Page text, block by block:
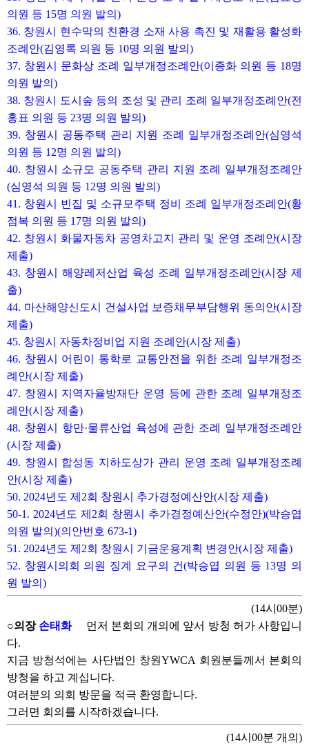
의원 등 15명 의원 발의)
36. 창원시 현수막의 친환경 소재 사용 촉진 및 재활용 활성화
조례안(김영록 의원 등 10명 의원 발의)
37. 창원시 문화상 조례 일부개정조례안(이종화 의원 등 18명
의원 발의)
38. 창원시 도시숲 등의 조성 및 관리 조례 일부개정조례안(전
홍표 의원 등 23명 의원 발의)
39. 창원시 공동주택 관리 지원 조례 일부개정조례안(심영석
의원 등 12명 의원 발의)
40. 창원시 소규모 공동주택 관리 지원 조례 일부개정조례안
(심영석 의원 등 12명 의원 발의)
41. 창원시 빈집 및 소규모주택 정비 조례 일부개정조례안(황
점복 의원 등 17명 의원 발의)
42. 창원시 화물자동차 공영차고지 관리 및 운영 조례안(시장
제출)
43. 창원시 해양레저산업 육성 조례 일부개정조례안(시장 제
출)
44. 마산해양신도시 건설사업 보증채무부담행위 동의안(시장
제출)
45. 창원시 자동차정비업 지원 조례안(시장 제출)
46. 창원시 어린이 통학로 교통안전을 위한 조례 일부개정조
례안(시장 제출)
47. 창원시 지역자율방재단 운영 등에 관한 조례 일부개정조
례안(시장 제출)
48. 창원시 항만·물류산업 육성에 관한 조례 일부개정조례안
(시장 제출)
49. 창원시 합성동 지하도상가 관리 운영 조례 일부개정조례
안(시장 제출)
50. 2024년도 제2회 창원시 추가경정예산안(시장 제출)
50-1. 2024년도 제2회 창원시 추가경정예산안(수정안)(박승엽
의원 발의)(의안번호 673-1)
51. 2024년도 제2회 창원시 기금운용계획 변경안(시장 제출)
52. 창원시의회 의원 징계 요구의 건(박승엽 의원 등 13명 의
원 발의)
(14시00분)
○의장 손태화
먼저 본회의 개의에 앞서 방청 허가 사항입니
다.
지금 방청석에는 사단법인 창원YWCA 회원분들께서 본회의
방청을 하고 계십니다.
여러분의 의회 방문을 적극 환영합니다.
그러면 회의를 시작하겠습니다.
(14시00분 개의)